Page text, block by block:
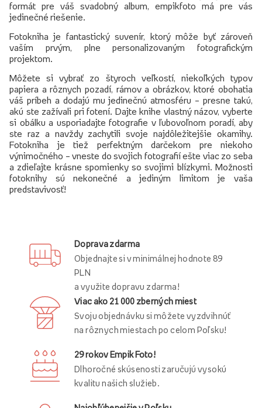
formát pre váš svadobný album, empikfoto má pre vás
jedinečné riešenie.
Fotokniha je fantastický suvenír, ktorý môže byť zároveň
vaším prvým, plne personalizovaným fotografickým
projektom.
Môžete si vybrať zo štyroch veľkostí, niekoľkých typov
papiera a rôznych pozadí, rámov a obrázkov, ktoré obohatia
váš príbeh a dodajú mu jedinečnú atmosféru – presne takú,
akú ste zažívali pri fotení. Dajte knihe vlastný názov, vyberte
si obálku a usporiadajte fotografie v ľubovoľnom poradí, aby
ste raz a navždy zachytili svoje najdôležitejšie okamihy.
Fotokniha je tiež perfektným darčekom pre niekoho
výnimočného – vneste do svojich fotografií ešte viac zo seba
a zdieľajte krásne spomienky so svojimi blízkymi. Možnosti
fotoknihy sú nekonečné a jediným limitom je vaša
predstavivosť!
Doprava zdarma
Objednajte si v minimálnej hodnote 89
PLN
a využite dopravu zdarma!
Viac ako 21 000 zberných miest
Svoju objednávku si môžete vyzdvihnúť
na rôznych miestach po celom Poľsku!
29 rokov Empik Foto!
Dlhoročné skúsenosti zaručujú vysokú
kvalitu našich služieb.